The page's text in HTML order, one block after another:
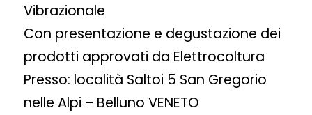
Vibrazionale
Con presentazione e degustazione dei
prodotti approvati da Elettrocoltura
Presso: località Saltoi 5 San Gregorio
nelle Alpi – Belluno VENETO